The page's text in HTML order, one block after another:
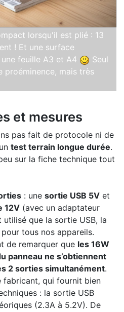
lorsqu'il est plié : 13
! Et une surface
feuille A3 et A4
Seul
proéminence, mais très
et mesures
pas fait de protocole ni de
test terrain longue durée.
sur la fiche technique tout
: une sortie USB 5V et
12V (avec un adaptateur
utilisé que la sortie USB, la
tous nos appareils.
de remarquer que les 16W
panneau ne s’obtiennent
2 sorties simultanément.
fabricant, qui fournit bien
: la sortie USB
(2.3A à 5.2V). De